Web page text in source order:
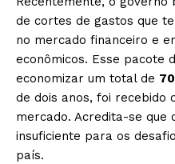
de cortes de gastos que
no mercado financeiro e
econômicos. Esse pacote
economizar um total de
de dois anos, foi recebido
mercado. Acredita-se que
insuficiente para os
país.